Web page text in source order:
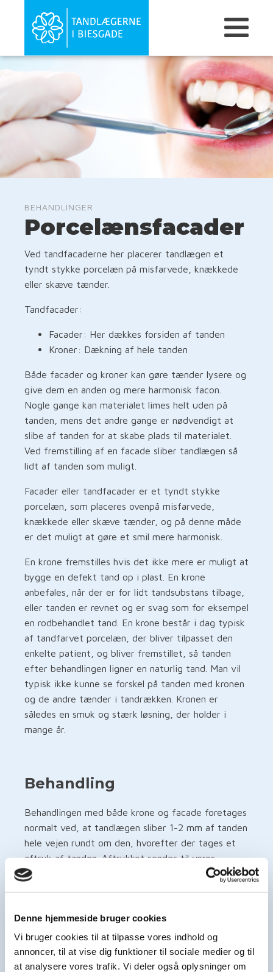
Denne hjemmeside bruger cookies
Vi bruger cookies til at tilpasse vores indhold og
annoncer, til at vise dig funktioner til sociale medier og til
at analysere vores trafik. Vi deler også oplysninger om
BEHANDLINGER
Porcelænsfacader
Ved tandfacaderne her placerer tandlægen et
tyndt stykke porcelæn på misfarvede, knækkede
eller skæve tænder.
Tandfacader:
Facader: Her dækkes forsiden af tanden
Kroner: Dækning af hele tanden
Både facader og kroner kan gøre tænder lysere og
give dem en anden og mere harmonisk facon.
Nogle gange kan materialet limes helt uden på
tanden, mens det andre gange er nødvendigt at
slibe af tanden for at skabe plads til materialet.
Ved fremstilling af en facade sliber tandlægen så
lidt af tanden som muligt.
Facader eller tandfacader er et tyndt stykke
porcelæn, som placeres ovenpå misfarvede,
knækkede eller skæve tænder, og på denne måde
er det muligt at gøre et smil mere harmonisk.
En krone fremstilles hvis det ikke mere er muligt at
bygge en defekt tand op i plast. En krone
anbefales, når der er for lidt tandsubstans tilbage,
eller tanden er revnet og er svag som for eksempel
en rodbehandlet tand. En krone består i dag typisk
af tandfarvet porcelæn, der bliver tilpasset den
enkelte patient, og bliver fremstillet, så tanden
efter behandlingen ligner en naturlig tand. Man vil
typisk ikke kunne se forskel på tanden med kronen
og de andre tænder i tandrækken. Kronen er
således en smuk og stærk løsning, der holder i
mange år.
Behandling
Behandlingen med både krone og facade foretages
normalt ved, at tandlægen sliber 1-2 mm af tanden
hele vejen rundt om den, hvorefter der tages et
aftryk af tanden. Aftrykket sendes til vores
tandtekniker, der fremstiller selve facaden eller
Behandlingen kræver typisk mindst to besøg. I
midlertidig tand ligeledes i et tandfarvet materiale.